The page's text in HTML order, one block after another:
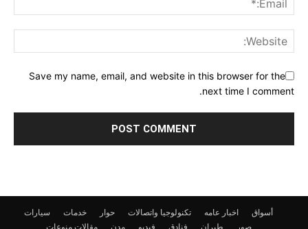
Save my name, email, and website in this browser for the
next time I comment.
أسواق اخبار عامه تكنولوجيا واتصالات حوار خدمات
سيارات